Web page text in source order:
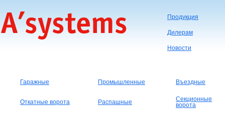
Продукция
Дилерам
Новости
Гаражные Промышленные Въездные
Откатные ворота Распашные
Секционные
ворота